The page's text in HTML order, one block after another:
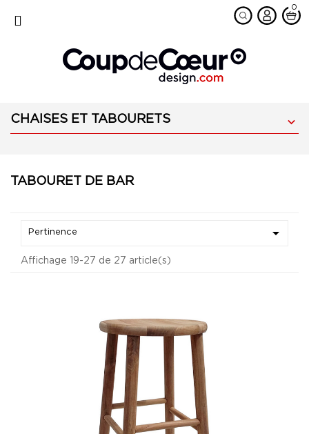
0
CHAISES ET TABOURETS 
TABOURET DE BAR
Pertinence 
Affichage 19-27 de 27 article(s)